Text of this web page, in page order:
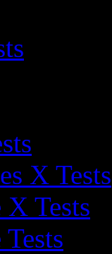
X Tests
Tests